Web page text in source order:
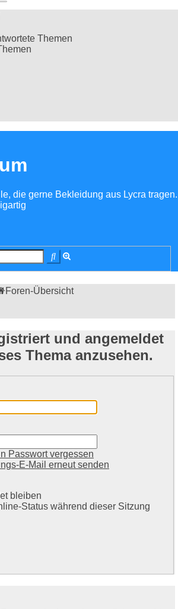
Themen
die gerne Bekleidung aus Lycra tragen.
Suche
Foren-Übersicht
und angemeldet
Thema anzusehen.
Passwort vergessen
E-Mail erneut senden
bleiben
Status während dieser Sitzung